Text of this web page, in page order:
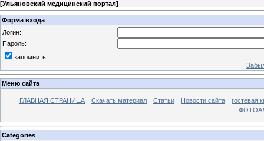
[Ульяновский медицинский портал]
Форма входа
Логин:
Пароль:
запомнить
Меню сайта
ГЛАВНАЯ СТРАНИЦА Скачать материал Статьи Новости сайта
гостевая
Categories